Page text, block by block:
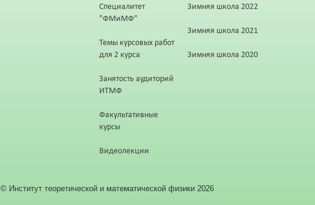
Специалитет
"ФМиМФ"
Темы курсовых работ
для 2 курса
Занятость аудиторий
ИТМФ
Факультативные
курсы
Видеолекции
Зимняя школа 2022
Зимняя школа 2021
Зимняя школа 2020
© Институт теоретической и математической физики 2026